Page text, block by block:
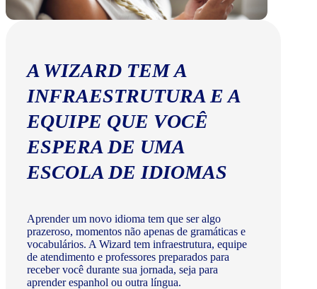
A WIZARD TEM A
INFRAESTRUTURA E A
EQUIPE QUE VOCÊ
ESPERA DE UMA
ESCOLA DE IDIOMAS
Aprender um novo idioma tem que ser algo
prazeroso, momentos não apenas de gramáticas e
vocabulários. A Wizard tem infraestrutura, equipe
de atendimento e professores preparados para
receber você durante sua jornada, seja para
aprender espanhol ou outra língua.